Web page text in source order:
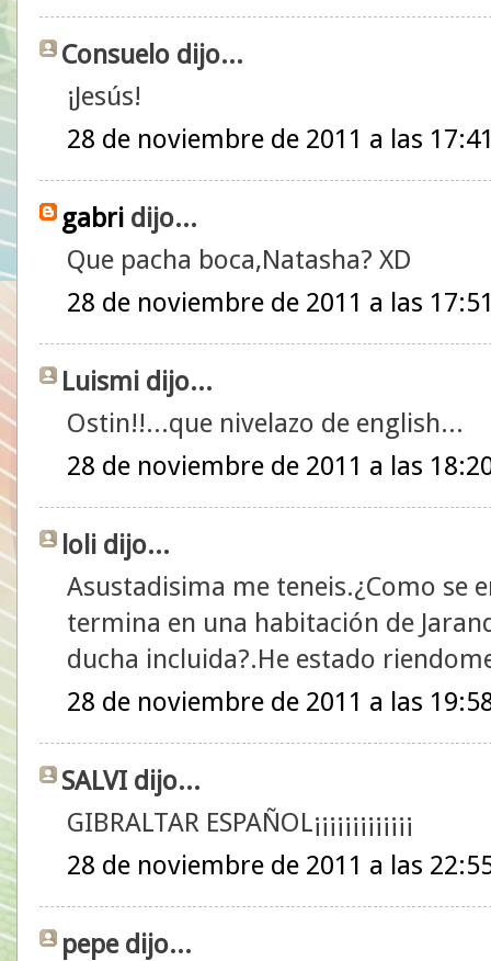
Consuelo dijo...
¡Jesús!
28 de noviembre de 2011 a las
gabri dijo...
Que pacha boca,Natasha? XD
28 de noviembre de 2011 a las
Luismi dijo...
Ostin!!...que nivelazo de english...
28 de noviembre de 2011 a las
loli dijo...
Asustadisima me teneis.¿Como se
termina en una habitación de
ducha incluida?.He estado
28 de noviembre de 2011 a las
SALVI dijo...
GIBRALTAR ESPAÑOL¡¡¡¡¡¡¡¡¡¡¡¡¡
28 de noviembre de 2011 a las
pepe dijo...